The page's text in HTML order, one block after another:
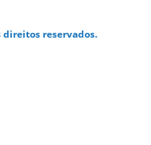
direitos reservados.